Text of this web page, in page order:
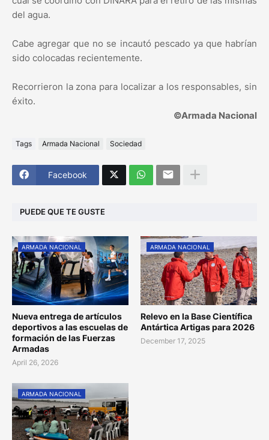
del agua.
Cabe agregar que no se incautó pescado ya que habrían
sido colocadas recientemente.
Recorrieron la zona para localizar a los responsables, sin
éxito.
©Armada Nacional
Tags Armada Nacional Sociedad
Facebook
PUEDE QUE TE GUSTE
ARMADA NACIONAL
Nueva entrega de artículos
deportivos a las escuelas de
formación de las Fuerzas
Armadas
April 26, 2026
ARMADA NACIONAL
Relevo en la Base Científica
Antártica Artigas para 2026
December 17, 2025
ARMADA NACIONAL